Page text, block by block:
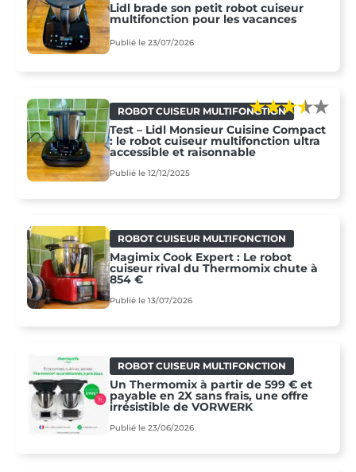
Lidl brade son petit robot cuiseur
multifonction pour les vacances
Publié le 23/07/2026
ROBOT CUISEUR MULTIFONCTION
Test – Lidl Monsieur Cuisine Compact
: le robot cuiseur multifonction ultra
accessible et raisonnable
Publié le 12/12/2025
ROBOT CUISEUR MULTIFONCTION
Magimix Cook Expert : Le robot
cuiseur rival du Thermomix chute à
854 €
Publié le 13/07/2026
ROBOT CUISEUR MULTIFONCTION
Un Thermomix à partir de 599 € et
payable en 2X sans frais, une offre
irrésistible de VORWERK
Publié le 23/06/2026